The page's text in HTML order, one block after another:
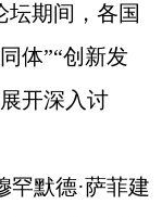
期间，各国
体”“创新发
开深入讨
罕默德·萨菲建